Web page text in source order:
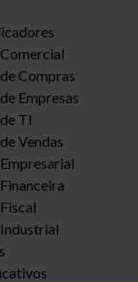
Compras
Empresas
TI
Vendas